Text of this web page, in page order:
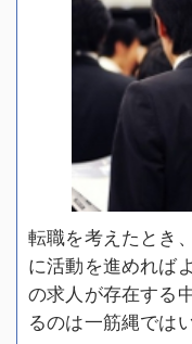
転職を考えたとき
に活動を進めれば
の求人が存在する
るのは一筋縄では